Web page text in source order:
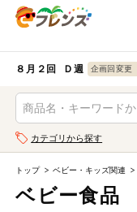
ログイン
生協加入はこちら
８月２回 Ｄ週
食品
から探す
果物
野菜
肉・ハム・ソ
ーセージ
魚介・加工品
カテゴリから探す
検索条件を指定して
も検索できます。
キーワード
キーワードをすべて
トップ ベビー・キッズ関連
ベビー食品